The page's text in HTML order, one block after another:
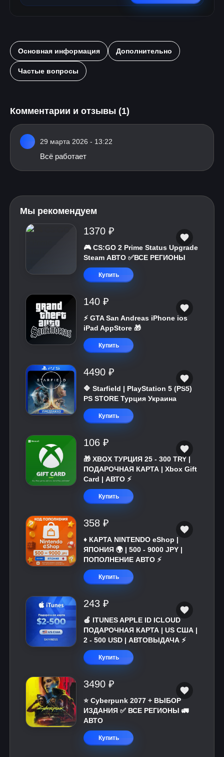
Основная информация Дополнительно
Частые вопросы
Комментарии и отзывы (1)
29 марта 2026 - 13:22
Всё работает
Мы рекомендуем
1370 ₽
🎮 CS:GO 2 Prime Status Upgrade
Steam АВТО ✅ВСЕ РЕГИОНЫ
Купить
140 ₽
⚡️ GTA San Andreas iPhone ios
iPad AppStore 🎁
Купить
4490 ₽
🔷 Starfield | PlayStation 5 (PS5)
PS STORE Турция Украина
Купить
106 ₽
🎁 XBOX ТУРЦИЯ 25 - 300 TRY |
ПОДАРОЧНАЯ КАРТА | Xbox Gift
Card | АВТО ⚡
Купить
358 ₽
♦️ КАРТА NINTENDO eShop |
ЯПОНИЯ 🌍 | 500 - 9000 JPY |
ПОПОЛНЕНИЕ АВТО ⚡
Купить
243 ₽
🍎 ITUNES APPLE ID ICLOUD
ПОДАРОЧНАЯ КАРТА | US США |
2 - 500 USD | АВТОВЫДАЧА ⚡️
Купить
3490 ₽
⭐ Cyberpunk 2077 + ВЫБОР
ИЗДАНИЯ ✅ ВСЕ РЕГИОНЫ 🚛
АВТО
Купить